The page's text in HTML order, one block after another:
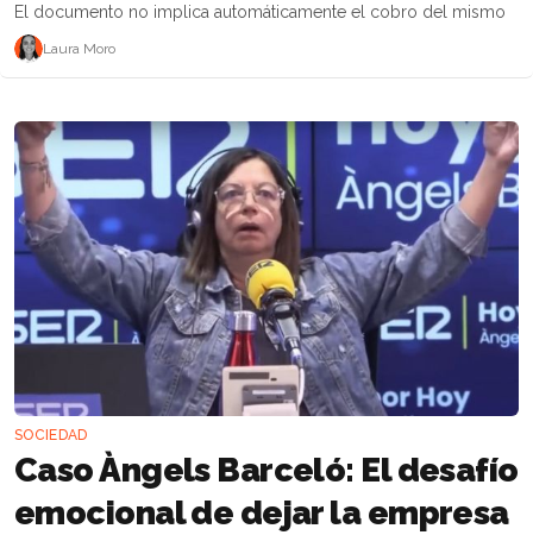
El documento no implica automáticamente el cobro del mismo
Laura Moro
SOCIEDAD
Caso Àngels Barceló: El desafío
emocional de dejar la empresa